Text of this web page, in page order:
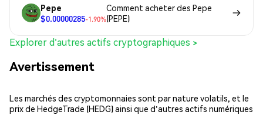
Pepe
$0.00000285-1.90%
Comment acheter des Pepe
(PEPE)
Explorer d'autres actifs cryptographiques >
Avertissement
Les marchés des cryptomonnaies sont par nature volatils, et le
prix de HedgeTrade (HEDG) ainsi que d'autres actifs numériques